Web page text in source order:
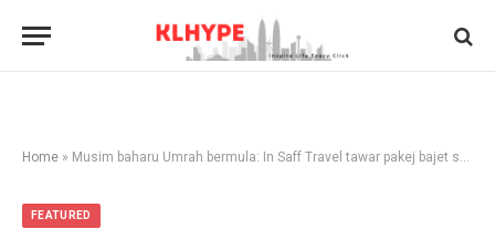
Home » Musim baharu Umrah bermula: In Saff Travel tawar pakej bajet serendah RM4,970
FEATURED